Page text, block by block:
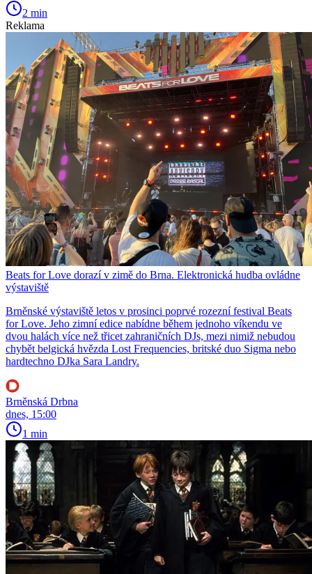
2 min
Reklama
Beats for Love dorazí v zimě do Brna. Elektronická hudba ovládne
výstaviště
Brněnské výstaviště letos v prosinci poprvé rozezní festival Beats
for Love. Jeho zimní edice nabídne během jednoho víkendu ve
dvou halách více než třicet zahraničních DJs, mezi nimiž nebudou
chybět belgická hvězda Lost Frequencies, britské duo Sigma nebo
hardtechno DJka Sara Landry.
Brněnská Drbna
dnes, 15:00
1 min